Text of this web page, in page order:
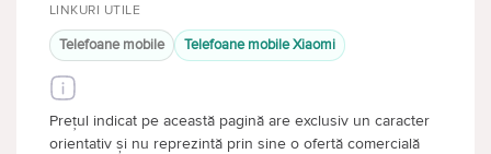
LINKURI UTILE
Telefoane mobile Telefoane mobile Xiaomi
Prețul indicat pe această pagină are exclusiv un caracter
orientativ și nu reprezintă prin sine o ofertă comercială